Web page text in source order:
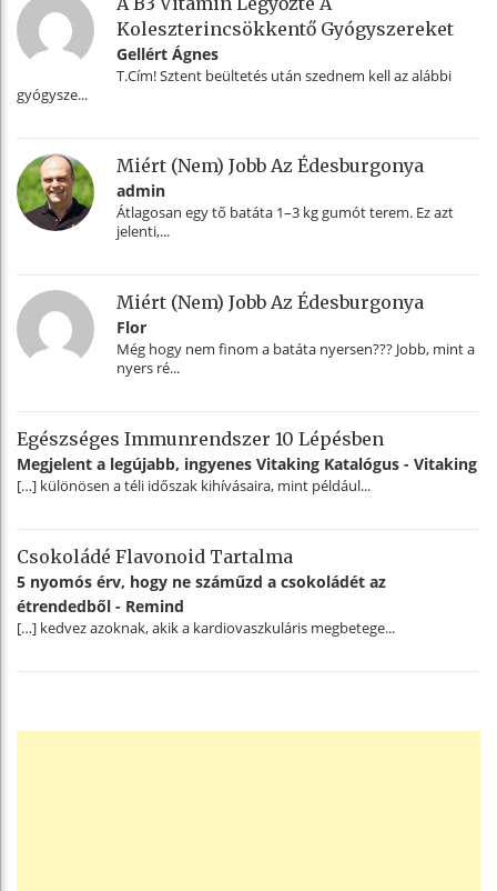
Koleszterincsökkentő Gyógyszereket
Gellért Ágnes
T.Cím! Sztent beültetés után szednem kell az alábbi
gyógysze...
Miért (nem) Jobb Az Édesburgonya
admin
Átlagosan egy tő batáta 1–3 kg gumót terem. Ez azt
jelenti,...
Miért (nem) Jobb Az Édesburgonya
Flor
Még hogy nem finom a batáta nyersen??? Jobb, mint a
nyers ré...
Egészséges Immunrendszer 10 Lépésben
Megjelent a legújabb, ingyenes Vitaking Katalógus - Vitaking
[…] különösen a téli időszak kihívásaira, mint például...
Csokoládé Flavonoid Tartalma
5 nyomós érv, hogy ne száműzd a csokoládét az
étrendedből - Remind
[…] kedvez azoknak, akik a kardiovaszkuláris megbetege...